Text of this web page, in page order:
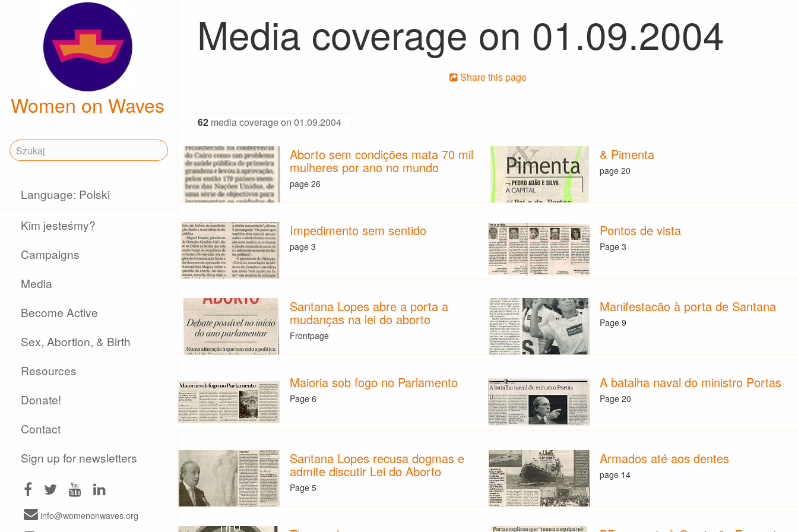
Women on Waves
Language: Polski
Kim jesteśmy?
Campaigns
Media
Become Active
Sex, Abortion, & Birth
Resources
Donate!
Contact
Sign up for newsletters
info@womenonwaves.org
Media coverage on 01.09.2004
Share this page
62 media coverage on 01.09.2004
Aborto sem condições mata 70 mil
mulheres por ano no mundo
page 26
& Pimenta
page 20
Impedimento sem sentido
page 3
Pontos de vista
Page 3
Santana Lopes abre a porta a
mudanças na lei do aborto
Frontpage
Manifestacão à porta de Santana
Page 9
Maioria sob fogo no Parlamento
Page 6
A batalha naval do ministro Portas
Page 20
Santana Lopes recusa dogmas e
admite discutir Lei do Aborto
Page 5
Armados até aos dentes
page 14